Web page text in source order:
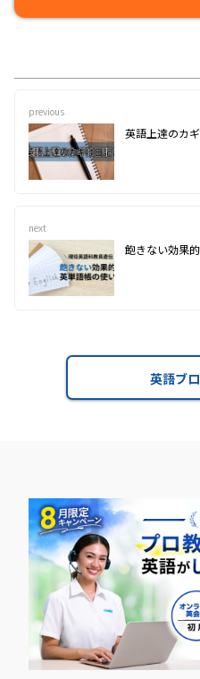
previous
英語上達のカ
next
飽きない効果
英語ブ